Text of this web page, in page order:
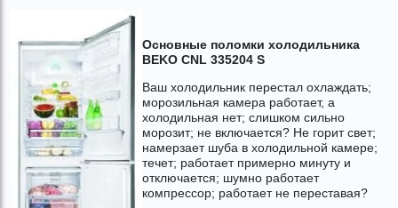
Основные поломки холодильника
BEKO CNL 335204 S
Ваш холодильник перестал охлаждать;
морозильная камера работает, а
холодильная нет; слишком сильно
морозит; не включается? Не горит свет;
намерзает шуба в холодильной камере;
течет; работает примерно минуту и
отключается; шумно работает
компрессор; работает не переставая?